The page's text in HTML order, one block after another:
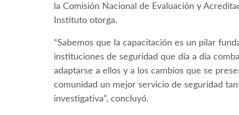
la Comisión Nacional de Evaluación y
Instituto otorga.
“Sabemos que la capacitación es un pilar
instituciones de seguridad que día a día
adaptarse a ellos y a los cambios que se
comunidad un mejor servicio de seguridad
investigativa”, concluyó.